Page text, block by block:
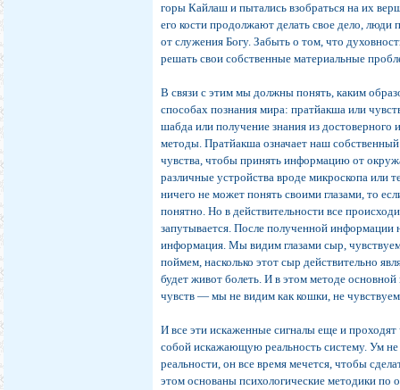
горы Кайлаш и пытались взобраться на их
его кости продолжают делать свое дело,
от служения Богу. Забыть о том, что
решать свои собственные материальные
В связи с этим мы должны понять, каким
способах познания мира: пратйакша или
шабда или получение знания из достоверного
методы. Пратйакша означает наш
чувства, чтобы принять информацию от
различные устройства вроде микроскопа или
ничего не может понять своими глазами, то
понятно. Но в действительности все
запутывается. После полученной информации
информация. Мы видим глазами сыр,
поймем, насколько этот сыр действительно
будет живот болеть. И в этом методе
чувств — мы не видим как кошки, не
И все эти искаженные сигналы еще и
собой искажающую реальность систему. Ум
реальности, он все время мечется, чтобы
этом основаны психологические методики